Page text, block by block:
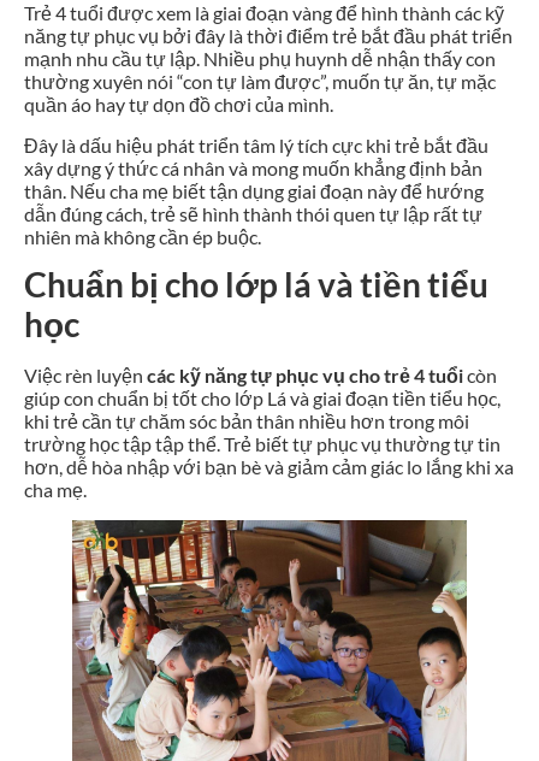
Trẻ 4 tuổi được xem là giai đoạn vàng để hình thành các kỹ
năng tự phục vụ bởi đây là thời điểm trẻ bắt đầu phát triển
mạnh nhu cầu tự lập. Nhiều phụ huynh dễ nhận thấy con
thường xuyên nói “con tự làm được”, muốn tự ăn, tự mặc
quần áo hay tự dọn đồ chơi của mình.
Đây là dấu hiệu phát triển tâm lý tích cực khi trẻ bắt đầu
xây dựng ý thức cá nhân và mong muốn khẳng định bản
thân. Nếu cha mẹ biết tận dụng giai đoạn này để hướng
dẫn đúng cách, trẻ sẽ hình thành thói quen tự lập rất tự
nhiên mà không cần ép buộc.
Chuẩn bị cho lớp lá và tiền tiểu
học
Việc rèn luyện các kỹ năng tự phục vụ cho trẻ 4 tuổicòn
giúp con chuẩn bị tốt cho lớp Lá và giai đoạn tiền tiểu học,
khi trẻ cần tự chăm sóc bản thân nhiều hơn trong môi
trường học tập tập thể. Trẻ biết tự phục vụ thường tự tin
hơn, dễ hòa nhập với bạn bè và giảm cảm giác lo lắng khi xa
cha mẹ.